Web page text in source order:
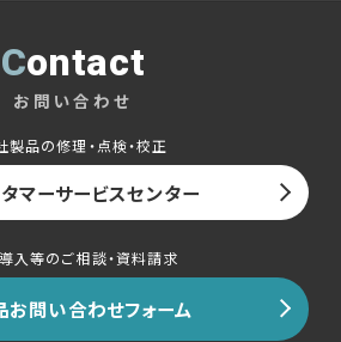
Contact
お問い合わせ
製品の修理・点検・校正
マーサービスセンター
入等のご相談・資料請求
お問い合わせフォーム